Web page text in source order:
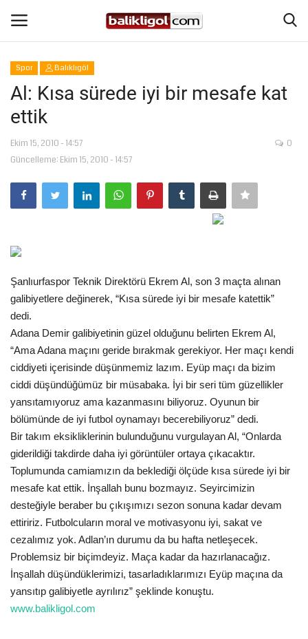
Giriş Yap
Anasayfa
Köşe Yazıları
Magazin
Spor
Gündem
Tekno Bilim
Ekonomi
Siyaset
Galeriler
Yaşam
Künye
Sağlık
İletişim
Spor Balıklıgöl
Al: Kısa sürede iyi bir mesafe kat
ettik
Ekim 15, 2010 - 14:57
Güncelleme: Ekim 15, 2010 - 14:57
0
Şanlıurfaspor Teknik Direktörü Ekrem Al, son 3 maçta alınan
galibiyetlere değinerek, “Kısa sürede iyi bir mesafe katettik”
dedi.
Adana Demir galibiyetinin güzel olduğunu belirten Ekrem Al,
“Ama Adana maçını geride bırakmak gerekiyor. Her maçı kendi
ciddiyeti içerisinde düşünmemiz lazım. Eyüp maçı da bizim
ciddi düşündüğümüz bir müsabaka. İyi bir seri tüm güzellikler
yansıtamıyoruz ama kazanmasını biliyoruz. Oyunun bir
bölümünde de iyi futbol oynamayı becerebiliyoruz” dedi.
Bir takım eksikliklerinin bulunduğunu vurgulayan Al, “Onlarda
giderildiği takdirde daha iyi görüntüler ortaya çıkacaktır.
Toplumunda camiamızın da beklediği ölçüde kısa sürede iyi bir
mesafe kat ettik. İnşallah bunu bozmayız. Seyircimizin
desteğiyle beraber bu çıkışımızı sezon sonuna kadar devam
ettiririz. Futbolcuların moral ve motivasyonu iyi, sakat ve
cezalımız yok. Adlan’ın durumu da bu hafta netleşecek.
Problemsiz bir biçimdeyiz. Maça kadar da hazırlanacağız.
İnşallah düşündüklerimizi, tasarladıklarımızı Eyüp maçına da
yansıtıp galibiyetle ayrılırız” şeklinde konuştu.
www.balikligol.com